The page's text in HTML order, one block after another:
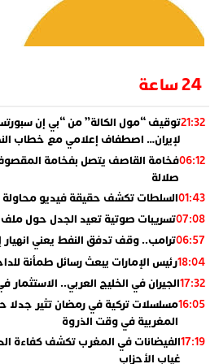
24 ساعة
21:32توقيف “مول الكالة” من “بي إن
لإيران… اصطفاف إعلامي مع خطاب
06:12فخامة القاصف يتصل بفخامة
صلالة
01:43السلطات تكشف حقيقة فيديو محاولة
07:08تسريبات صوتية تعيد الجدل حول ملف
06:57ترامب.. وقف تدفق النفط يعني انهيار
18:04رئيس الإمارات يبعث رسائل طمأنة
17:32الجيران في الخليج العربي.. الاستثمار في
16:05مسلسلات تركية في رمضان تثير جدلا
المغربية في وقت الذروة
17:19الفيضانات في المغرب تكشف كفاءة
غياب الأحزاب